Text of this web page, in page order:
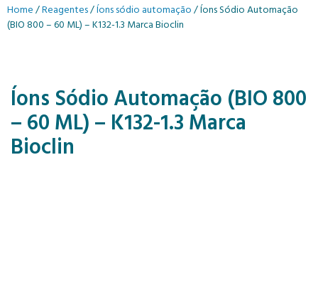
Home/Reagentes/Íons sódio automação/ Íons Sódio Automação
(BIO 800 – 60 ML) – K132-1.3 Marca Bioclin
Íons Sódio Automação (BIO 800
– 60 ML) – K132-1.3 Marca
Bioclin